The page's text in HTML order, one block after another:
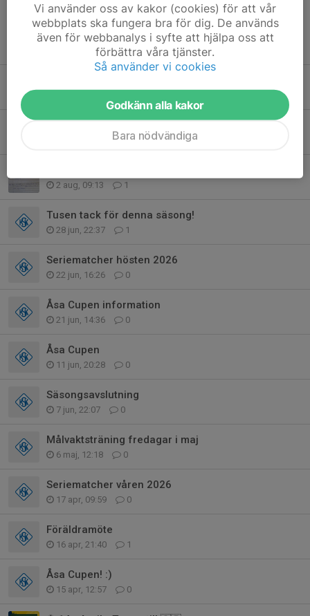
Tidigare nyheter
0
2 aug, 09:13 1
Tusen tack för denna säsong!
28 jun, 22:37 1
Seriematcher hösten 2026
22 jun, 16:26 0
Åsa Cupen information
21 jun, 14:36 0
Åsa Cupen
11 jun, 20:28 0
Säsongsavslutning
7 jun, 22:07 0
Målvaktsträning fredagar i maj
6 maj, 12:18 0
Seriematcher våren 2026
17 apr, 09:59 0
Föräldramöte
16 apr, 21:40 1
Åsa Cupen! :)
15 apr, 12:57 0
Vi använder oss av kakor (cookies) för att vår
webbplats ska fungera bra för dig. De används
även för webbanalys i syfte att hjälpa oss att
förbättra våra tjänster.
Så använder vi cookies
Godkänn alla kakor
Bara nödvändiga